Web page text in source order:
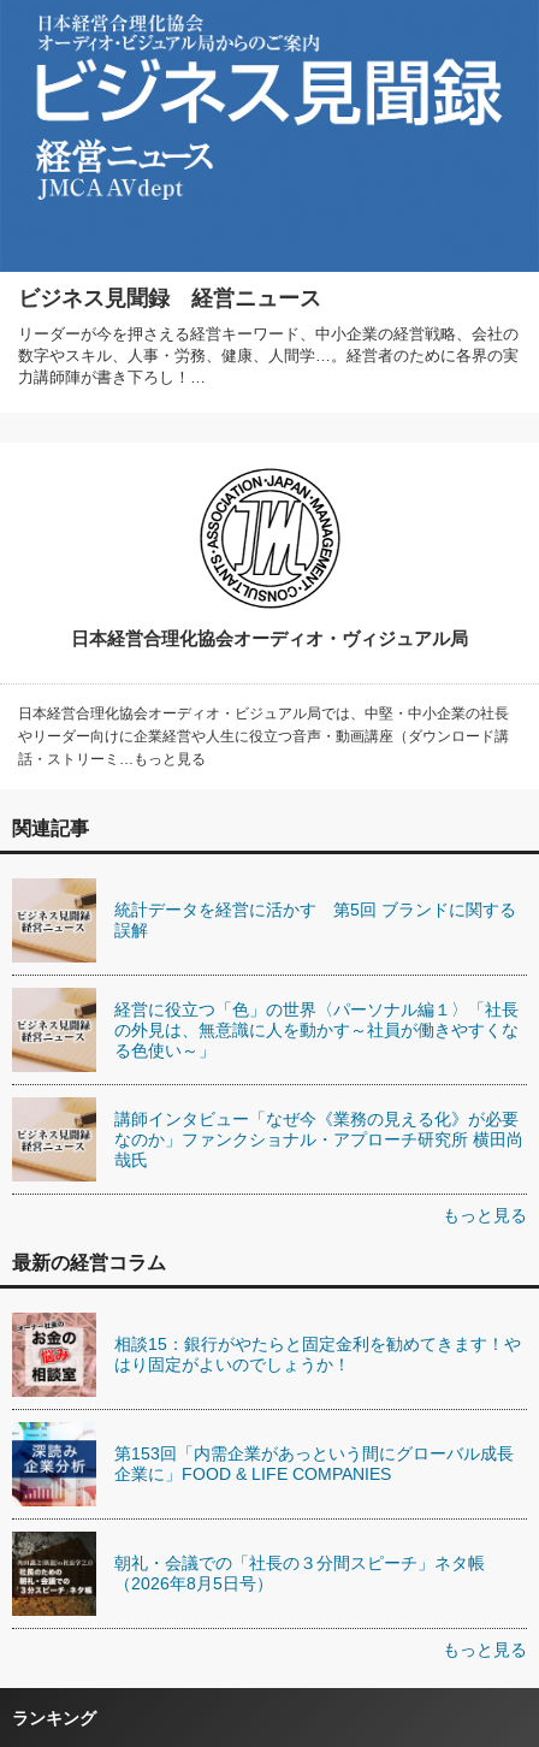
ビジネス見聞録 経営ニュース
リーダーが今を押さえる経営キーワード、中小企業の経営戦略、会社の
数字やスキル、人事・労務、健康、人間学…。経営者のために各界の実
力講師陣が書き下ろし！…
日本経営合理化協会オーディオ・ヴィジュアル局
日本経営合理化協会オーディオ・ビジュアル局では、中堅・中小企業の社長
やリーダー向けに企業経営や人生に役立つ音声・動画講座（ダウンロード講
話・ストリーミ…もっと見る
関連記事
統計データを経営に活かす 第5回 ブランドに関する
誤解
経営に役立つ「色」の世界〈パーソナル編１〉「社長
の外見は、無意識に人を動かす～社員が働きやすくな
る色使い～」
講師インタビュー「なぜ今《業務の見える化》が必要
なのか」ファンクショナル・アプローチ研究所 横田尚
哉氏
もっと見る
最新の経営コラム
相談15：銀行がやたらと固定金利を勧めてきます！や
はり固定がよいのでしょうか！
第153回「内需企業があっという間にグローバル成長
企業に」FOOD & LIFE COMPANIES
朝礼・会議での「社長の３分間スピーチ」ネタ帳
（2026年8月5日号）
もっと見る
ランキング